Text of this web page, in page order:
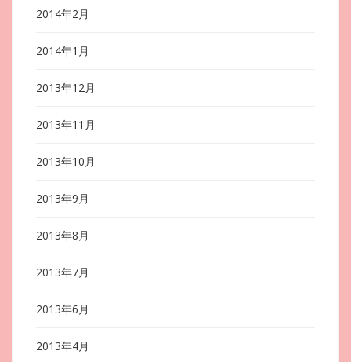
2014年2月
2014年1月
2013年12月
2013年11月
2013年10月
2013年9月
2013年8月
2013年7月
2013年6月
2013年4月